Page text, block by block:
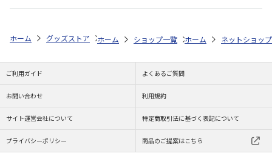
ホーム グッズストア スポーツ・スポーツ選手 NPB（日本野球機構）
ホーム ショップ一覧 レッツ 26SNOOPY
ホーム ネットショップ
ご利用ガイド よくあるご質問
お問い合わせ 利用規約
サイト運営会社について 特定商取引法に基づく表記について
プライバシーポリシー 商品のご提案はこちら